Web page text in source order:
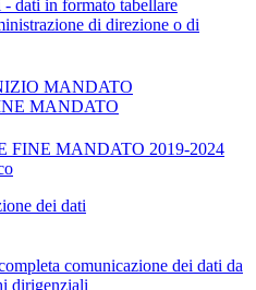
dati in formato tabellare
di direzione o di
MANDATO
MANDATO
FINE MANDATO 2019-2024
dei dati
comunicazione dei dati da
dirigenziali